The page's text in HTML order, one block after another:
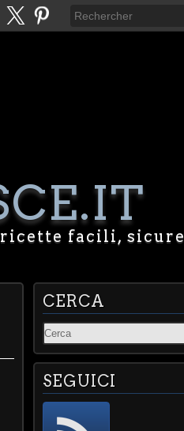
ricette facili, sicure
CERCA
SEGUICI